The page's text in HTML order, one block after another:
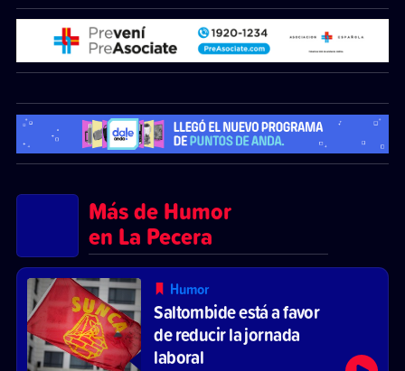
Más de Humor
en La Pecera
Humor
Saltombide está a favor
de reducir la jornada
laboral